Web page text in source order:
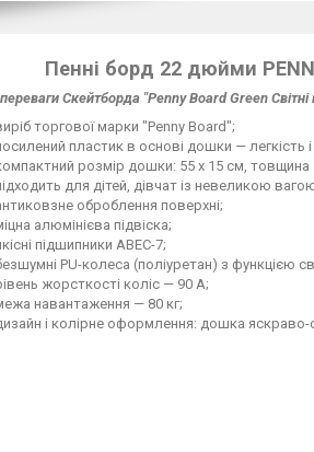
Пенні борд 22 дюйми
Скейтборда "Penny Board Green Світні
торгової марки "Penny Board";
пластик в основі дошки — легкість
розмір дошки: 55 х 15 см, товщина
для дітей, дівчат із невеликою
оброблення поверхні;
алюмінієва підвіска;
підшипники ABEC-7;
PU-колеса (поліуретан) з функцією
жорсткості коліс — 90 А;
навантаження — 80 кг;
і колірне оформлення: дошка яскраво-